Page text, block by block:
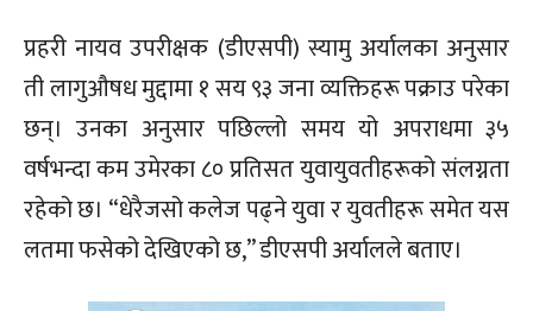
प्रहरी नायव उपरीक्षक (डीएसपी) स्यामु अर्यालका अनुसार
ती लागुऔषध मुद्दामा १ सय ९३ जना व्यक्तिहरू पक्राउ परेका
छन्। उनका अनुसार पछिल्लो समय यो अपराधमा ३५
वर्षभन्दा कम उमेरका ८० प्रतिसत युवायुवतीहरूको संलग्नता
रहेको छ। “धेरैजसो कलेज पढ्ने युवा र युवतीहरू समेत यस
लतमा फसेको देखिएको छ,” डीएसपी अर्यालले बताए।